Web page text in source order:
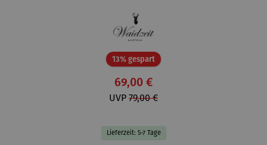
13% gespartRabatt
69,00 €
UVP 79,00 €
Lieferzeit: 5-7 Tage